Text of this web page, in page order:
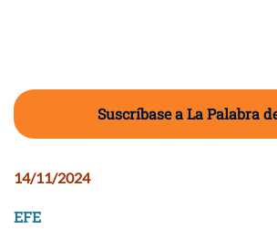
Suscríbase a La Palabra
14/11/2024
EFE